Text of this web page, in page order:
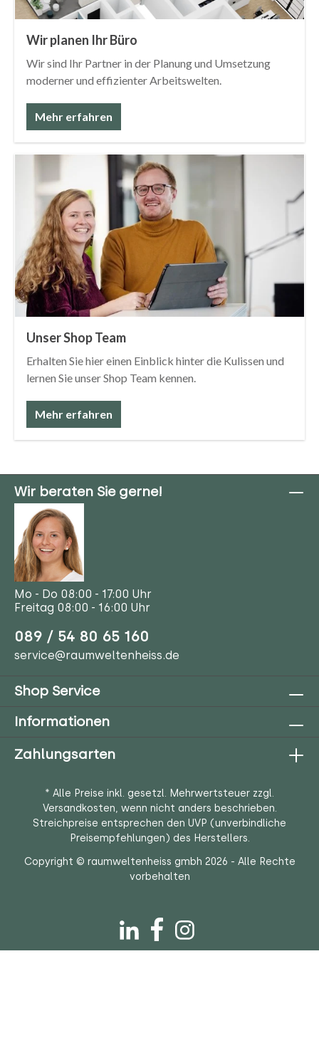
Wir planen Ihr Büro
Wir sind Ihr Partner in der Planung und Umsetzung
moderner und effizienter Arbeitswelten.
Mehr erfahren
Unser Shop Team
Erhalten Sie hier einen Einblick hinter die Kulissen und
lernen Sie unser Shop Team kennen.
Mehr erfahren
Wir beraten Sie gerne!
Mo - Do 08:00 - 17:00 Uhr
Freitag 08:00 - 16:00 Uhr
089 / 54 80 65 160
service@raumweltenheiss.de
Shop Service
Informationen
Zahlungsarten
* Alle Preise inkl. gesetzl. Mehrwertsteuer zzgl.
Versandkosten, wenn nicht anders beschrieben.
Streichpreise entsprechen den UVP (unverbindliche
Preisempfehlungen) des Herstellers.
Copyright © raumweltenheiss gmbh 2026 - Alle Rechte
vorbehalten